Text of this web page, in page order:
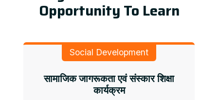
Opportunity To Learn
Social Development
सामाजिक जागरूकता एवं संस्कार शिक्षा
कार्यक्रम